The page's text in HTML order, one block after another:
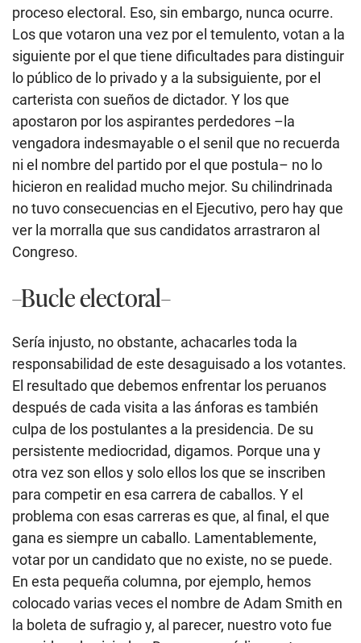
proceso electoral. Eso, sin embargo, nunca ocurre.
Los que votaron una vez por el temulento, votan a la
siguiente por el que tiene dificultades para distinguir
lo público de lo privado y a la subsiguiente, por el
carterista con sueños de dictador. Y los que
apostaron por los aspirantes perdedores –la
vengadora indesmayable o el senil que no recuerda
ni el nombre del partido por el que postula– no lo
hicieron en realidad mucho mejor. Su chilindrinada
no tuvo consecuencias en el Ejecutivo, pero hay que
ver la morralla que sus candidatos arrastraron al
Congreso.
–Bucle electoral–
Sería injusto, no obstante, achacarles toda la
responsabilidad de este desaguisado a los votantes.
El resultado que debemos enfrentar los peruanos
después de cada visita a las ánforas es también
culpa de los postulantes a la presidencia. De su
persistente mediocridad, digamos. Porque una y
otra vez son ellos y solo ellos los que se inscriben
para competir en esa carrera de caballos. Y el
problema con esas carreras es que, al final, el que
gana es siempre un caballo. Lamentablemente,
votar por un candidato que no existe, no se puede.
En esta pequeña columna, por ejemplo, hemos
colocado varias veces el nombre de Adam Smith en
la boleta de sufragio y, al parecer, nuestro voto fue